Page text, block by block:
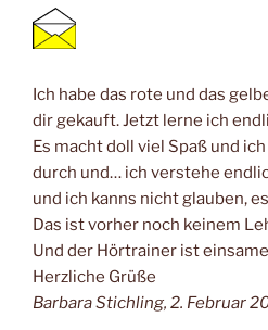
Ich habe das rote und das
dir gekauft. Jetzt lerne ich
Es macht doll viel Spaß und
durch und… ich verstehe
und ich kanns nicht glauben,
Das ist vorher noch keinem
Und der Hörtrainer ist
Herzliche Grüße
Barbara Stichling, 2. Februar